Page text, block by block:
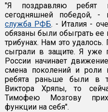
"Я поздравляю ребят
сегодняшней победой, -
служба РФБ. - Италия -
обязаны были обыграть ее
трибунах. Нам это
сыграли в защите. Я уже
России начинает
смена поколений и роли
ребята раньше были в
Виктора Хряпы, то
Тимофею Мозгову
функции на себя".